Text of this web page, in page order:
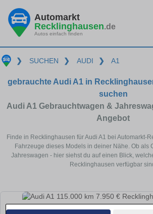
Automarkt
Recklinghausen.de
Autos einfach finden
❯ SUCHEN ❯ AUDI ❯ A1
gebrauchte Audi A1 in
suchen
Audi A1 Gebrauchtwagen &
Angebot
Finde in Recklinghausen für Audi A1 bei Automarkt-
Fahrzeuge dieses Models in deiner Nähe. Ob als
Jahreswagen - hier siehst du auf einen Blick,
Recklinghausen verfügbar